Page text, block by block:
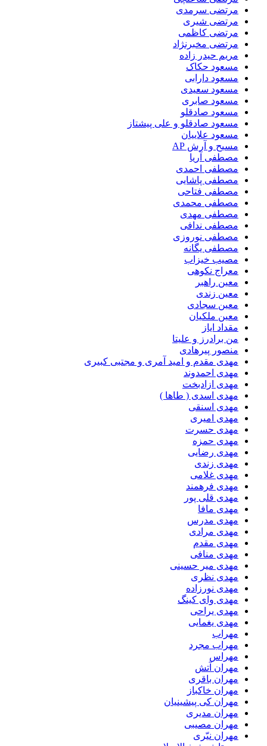
مرتضی سرمدی
مرتضی شیری
مرتضی کاظمی
مرتضی مخبرنژاد
مریم حیدر زاده
مسعود حکاک
مسعود دارابی
مسعود سعیدی
مسعود صابری
مسعود صادقلو
مسعود صادقلو و علی پیشتاز
مسعود علاییان
مسیح و آرش AP
مصطفی آریا
مصطفی احمدی
مصطفی پاشایی
مصطفی فتاحی
مصطفی محمدی
مصطفی مهدی
مصطفی ندافی
مصطفی نوروزی
مصطفی یگانه
مصیب خیزاب
معراج نکوهی
معین راهبر
معین زندی
معین سجادی
معین ملکیان
مقداد ایاز
من برادرز و علیتا
منصور پیرهادی
مهدى مقدم و امید آمرى و مجتبى کبیرى
مهدی احمدوند
مهدی ازادبخت
مهدی اسدی ( طاها )
مهدی اسنقی
مهدی امیری
مهدی حسرت
مهدی حمزه
مهدی رضایی
مهدی زندی
مهدی غلامی
مهدی فرهمند
مهدی قلی پور
مهدی مافا
مهدی مدرس
مهدی مرادی
مهدی مقدم
مهدی منافی
مهدی میر حسینی
مهدی نظری
مهدی نورزاده
مهدی وای کینگ
مهدی یراحی
مهدی یغمایی
مهراب
مهراب مجرد
مهراس
مهران آتش
مهران باقری
مهران خاکباز
مهران کی پیشینیان
مهران مدیری
مهران مصیبی
مهران نیّری